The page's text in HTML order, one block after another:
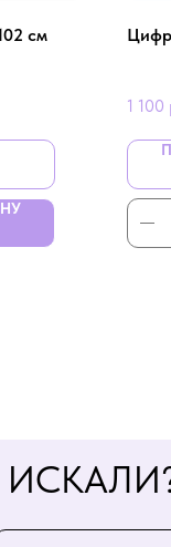
см
1 100